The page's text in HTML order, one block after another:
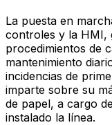
La puesta en
controles y la HMI,
procedimientos de
mantenimiento
incidencias de
imparte sobre su
de papel, a cargo
instalado la línea.